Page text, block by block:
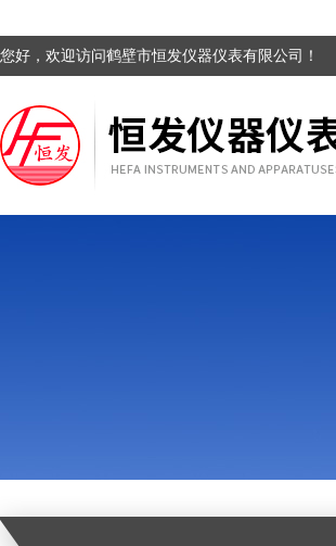
您好，欢迎访问鹤壁市恒发仪器仪表有限公司！